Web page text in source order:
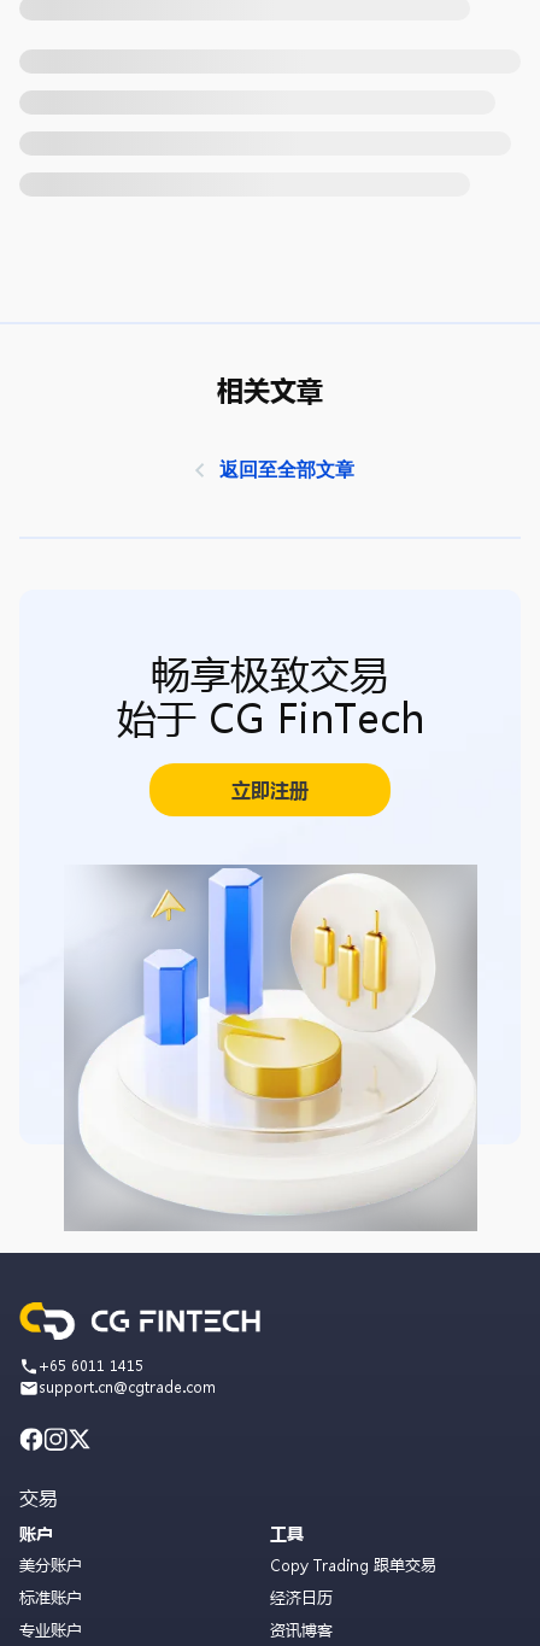
相关文章
返回至全部文章
畅享极致交易
始于 CG FinTech
立即注册
+65 6011 1415
support.cn@cgtrade.com
交易
账户
美分账户
标准账户
专业账户
工具
Copy Trading 跟单交易
经济日历
资讯博客